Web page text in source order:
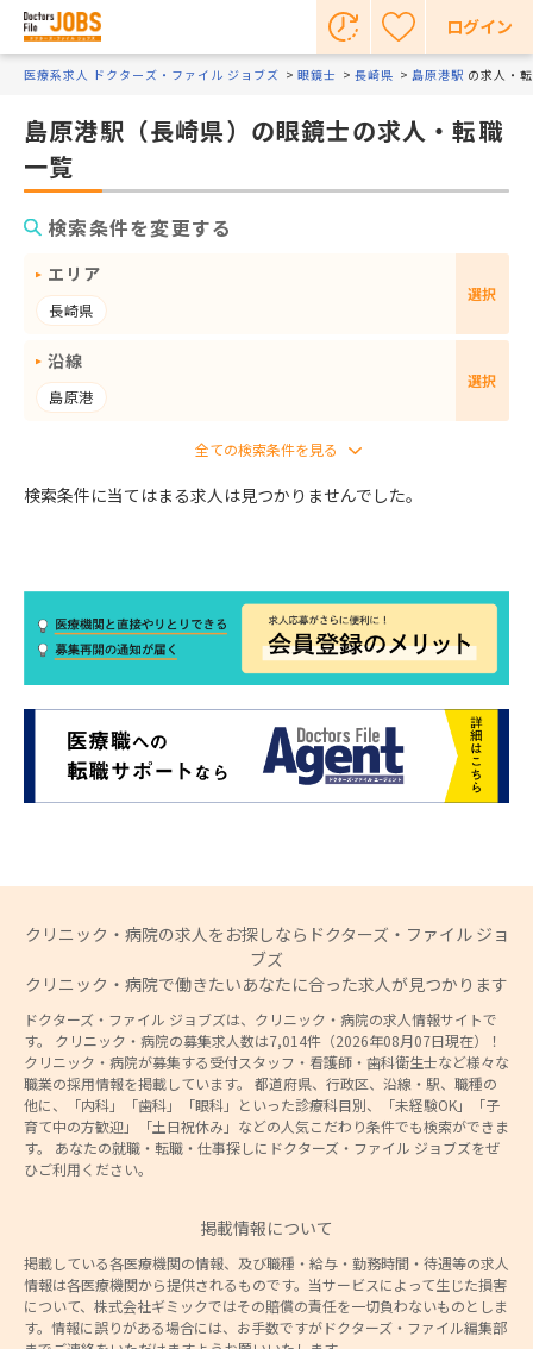
ログイン
医療系求人 ドクターズ・ファイル ジョブズ 眼鏡士 長崎県 島原港駅 の求人・
島原港駅（長崎県）の眼鏡士の求人・転職
一覧
検索条件を変更する
エリア
長崎県
選択
沿線
島原港
選択
検索条件に当てはまる求人は見つかりませんでした。
クリニック・病院の求人をお探しならドクターズ・ファイル ジョ
ブズ
クリニック・病院で働きたいあなたに合った求人が見つかります
ドクターズ・ファイル ジョブズは、クリニック・病院の求人情報サイトで
す。 クリニック・病院の募集求人数は7,014件（2026年08月07日現在）！
クリニック・病院が募集する受付スタッフ・看護師・歯科衛生士など様々な
職業の採用情報を掲載しています。 都道府県、行政区、沿線・駅、職種の
他に、「内科」「歯科」「眼科」といった診療科目別、「未経験OK」「子
育て中の方歓迎」「土日祝休み」などの人気こだわり条件でも検索ができま
す。 あなたの就職・転職・仕事探しにドクターズ・ファイル ジョブズをぜ
ひご利用ください。
掲載情報について
掲載している各医療機関の情報、及び職種・給与・勤務時間・待遇等の求人
情報は各医療機関から提供されるものです。当サービスによって生じた損害
について、株式会社ギミックではその賠償の責任を一切負わないものとしま
す。情報に誤りがある場合には、お手数ですがドクターズ・ファイル編集部